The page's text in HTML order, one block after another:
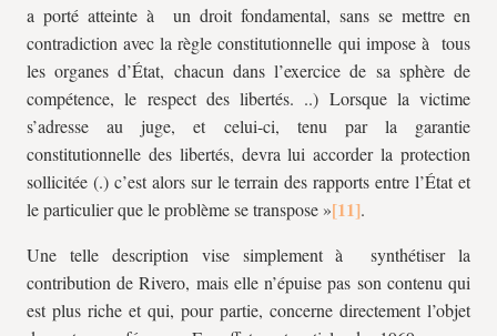
a porté atteinte à un droit fondamental, sans se mettre en
contradiction avec la règle constitutionnelle qui impose à tous
les organes d’État, chacun dans l’exercice de sa sphère de
compétence, le respect des libertés. ..) Lorsque la victime
s’adresse au juge, et celui-ci, tenu par la garantie
constitutionnelle des libertés, devra lui accorder la protection
sollicitée (.) c’est alors sur le terrain des rapports entre l’État et
le particulier que le problème se transpose »
.
Une telle description vise simplement à synthétiser la
contribution de Rivero, mais elle n’épuise pas son contenu qui
est plus riche et qui, pour partie, concerne directement l’objet